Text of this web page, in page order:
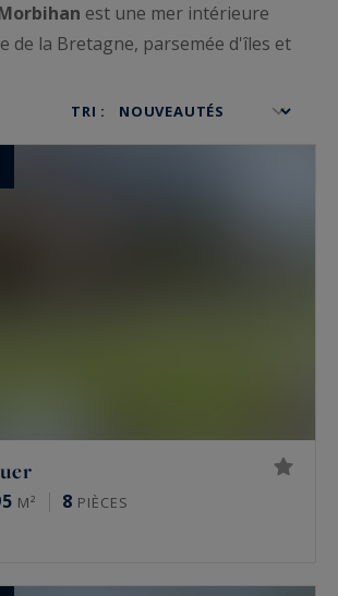
est une mer intérieure
de la Bretagne, parsemée d'îles et
exceptionnelle, il offre un
TRI :
M² 8 PIÈCES